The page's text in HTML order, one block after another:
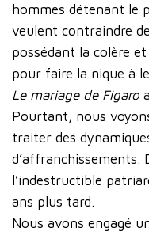
hommes détenant le
veulent contraindre
possédant la colère
pour faire la nique à
Le mariage de Figaro
Pourtant, nous
traiter des
d’affranchissements.
l’indestructible
ans plus tard.
Nous avons engagé